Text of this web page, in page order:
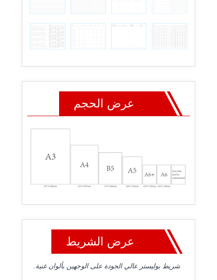
عرض الحجم
عرض الشريط
شريط بوليستر عالي الجودة على الوجهين بألوان غنية.